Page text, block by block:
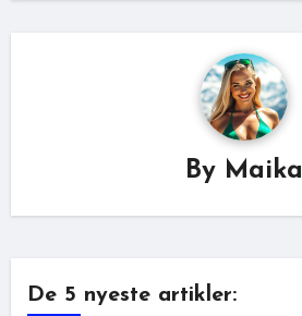
By Maika
De 5 nyeste artikler: